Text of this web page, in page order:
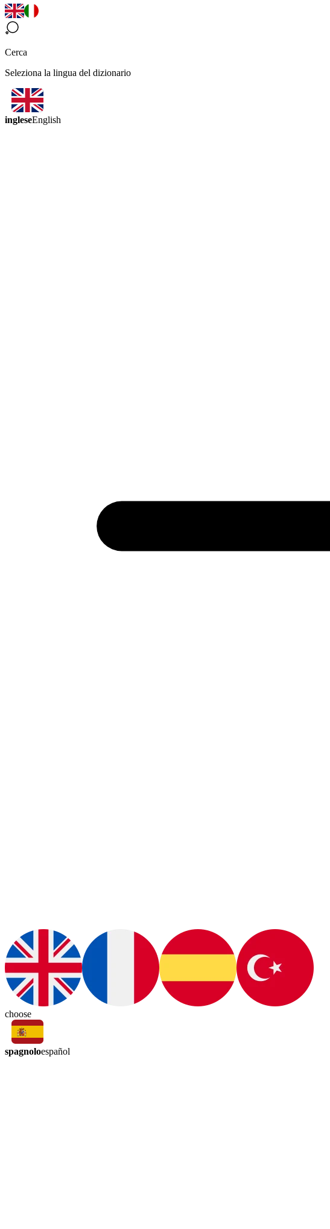
Cerca
Seleziona la lingua del dizionario
ingleseEnglish
choose
spagnoloespañol